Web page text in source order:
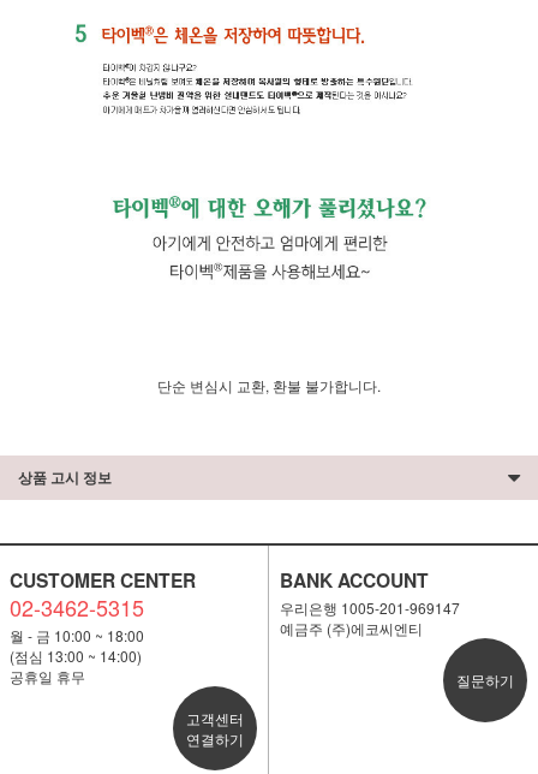
단순 변심시 교환, 환불 불가합니다.
상품 고시 정보
CUSTOMER CENTER
02-3462-5315
월 - 금 10:00 ~ 18:00
(점심 13:00 ~ 14:00)
공휴일 휴무
고객센터
연결하기
BANK ACCOUNT
우리은행 1005-201-969147
예금주 (주)에코씨엔티
질문하기